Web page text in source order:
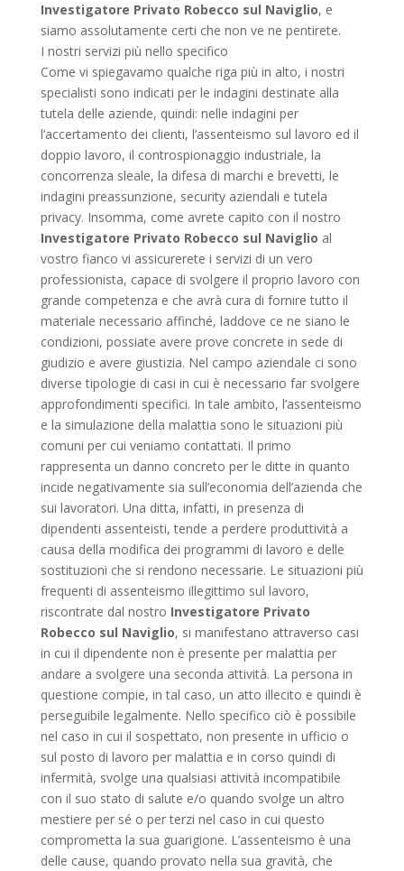
Investigatore Privato Robecco sul Naviglio, e
siamo assolutamente certi che non ve ne pentirete.
I nostri servizi più nello specifico
Come vi spiegavamo qualche riga più in alto, i nostri
specialisti sono indicati per le indagini destinate alla
tutela delle aziende, quindi: nelle indagini per
l’accertamento dei clienti, l’assenteismo sul lavoro ed il
doppio lavoro, il controspionaggio industriale, la
concorrenza sleale, la difesa di marchi e brevetti, le
indagini preassunzione, security aziendali e tutela
privacy. Insomma, come avrete capito con il nostro
Investigatore Privato Robecco sul Naviglio al
vostro fianco vi assicurerete i servizi di un vero
professionista, capace di svolgere il proprio lavoro con
grande competenza e che avrà cura di fornire tutto il
materiale necessario affinché, laddove ce ne siano le
condizioni, possiate avere prove concrete in sede di
giudizio e avere giustizia. Nel campo aziendale ci sono
diverse tipologie di casi in cui è necessario far svolgere
approfondimenti specifici. In tale ambito, l’assenteismo
e la simulazione della malattia sono le situazioni più
comuni per cui veniamo contattati. Il primo
rappresenta un danno concreto per le ditte in quanto
incide negativamente sia sull’economia dell’azienda che
sui lavoratori. Una ditta, infatti, in presenza di
dipendenti assenteisti, tende a perdere produttività a
causa della modifica dei programmi di lavoro e delle
sostituzioni che si rendono necessarie. Le situazioni più
frequenti di assenteismo illegittimo sul lavoro,
riscontrate dal nostro Investigatore Privato
Robecco sul Naviglio, si manifestano attraverso casi
in cui il dipendente non è presente per malattia per
andare a svolgere una seconda attività. La persona in
questione compie, in tal caso, un atto illecito e quindi è
perseguibile legalmente. Nello specifico ciò è possibile
nel caso in cui il sospettato, non presente in ufficio o
sul posto di lavoro per malattia e in corso quindi di
infermità, svolge una qualsiasi attività incompatibile
con il suo stato di salute e/o quando svolge un altro
mestiere per sé o per terzi nel caso in cui questo
comprometta la sua guarigione. L’assenteismo è una
delle cause, quando provato nella sua gravità, che